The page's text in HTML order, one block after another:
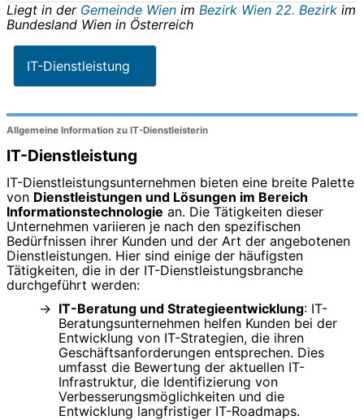
Liegt in der Gemeinde Wien im Bezirk Wien 22. Bezirk im
Bundesland Wien in Österreich
IT-Dienstleistung
Allgemeine Information zu IT-Dienstleisterin
IT-Dienstleistung
IT-Dienstleistungsunternehmen bieten eine breite Palette
von Dienstleistungen und Lösungen im Bereich
Informationstechnologie an. Die Tätigkeiten dieser
Unternehmen variieren je nach den spezifischen
Bedürfnissen ihrer Kunden und der Art der angebotenen
Dienstleistungen. Hier sind einige der häufigsten
Tätigkeiten, die in der IT-Dienstleistungsbranche
durchgeführt werden:
IT-Beratung und Strategieentwicklung: IT-
Beratungsunternehmen helfen Kunden bei der
Entwicklung von IT-Strategien, die ihren
Geschäftsanforderungen entsprechen. Dies
umfasst die Bewertung der aktuellen IT-
Infrastruktur, die Identifizierung von
Verbesserungsmöglichkeiten und die
Entwicklung langfristiger IT-Roadmaps.